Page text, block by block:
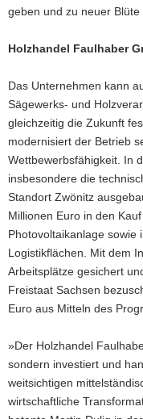
geben und zu neuer
Holzhandel Faulhaber
Das Unternehmen kann
Sägewerks- und
gleichzeitig die Zukunft
modernisiert der Betrieb
Wettbewerbsfähigkeit. In
insbesondere die
Standort Zwönitz
Millionen Euro in den
Photovoltaikanlage sowie
Logistikflächen. Mit dem
Arbeitsplätze gesichert
Freistaat Sachsen
Euro aus Mitteln des
»Der Holzhandel
sondern investiert und
weitsichtigen
wirtschaftliche